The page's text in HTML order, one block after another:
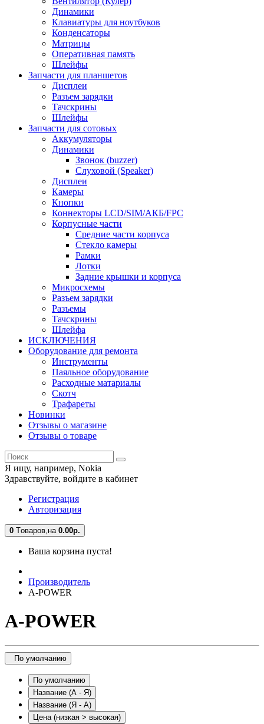
Динамики
Клавиатуры для ноутбуков
Конденсаторы
Матрицы
Оперативная память
Шлейфы
Запчасти для планшетов
Дисплеи
Разъем зарядки
Тачскрины
Шлейфы
Запчасти для сотовых
Аккумуляторы
Динамики
Звонок (buzzer)
Слуховой (Speaker)
Дисплеи
Камеры
Кнопки
Коннекторы LCD/SIM/АКБ/FPC
Корпусные части
Средние части корпуса
Стекло камеры
Рамки
Лотки
Задние крышки и корпуса
Микросхемы
Разъем зарядки
Разъемы
Тачскрины
Шлейфа
ИСКЛЮЧЕНИЯ
Оборудование для ремонта
Инструменты
Паяльное оборудование
Расходные матариалы
Скотч
Трафареты
Новинки
Отзывы о магазине
Отзывы о товаре
Я ищу, например, Nokia
Здравствуйте, войдите в кабинет
Регистрация
Авторизация
0 Tоваров,на 0.00р.
Ваша корзина пуста!
Производитель
A-POWER
A-POWER
По умолчанию
По умолчанию
Название (А - Я)
Название (Я - А)
Цена (низкая > высокая)